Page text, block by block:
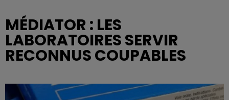
MÉDIATOR : LES
LABORATOIRES SERVIR
RECONNUS COUPABLES